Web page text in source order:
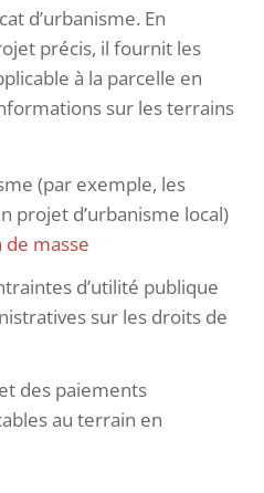
d’urbanisme. En
précis, il fournit les
à la parcelle en
sur les terrains
(par exemple, les
projet d’urbanisme local)
de masse
d’utilité publique
sur les droits de
des paiements
au terrain en